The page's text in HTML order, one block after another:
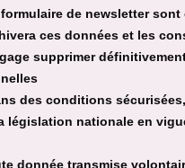
de newsletter
ces données et les
supprimer
des conditions
législation nationale en
donnée transmise